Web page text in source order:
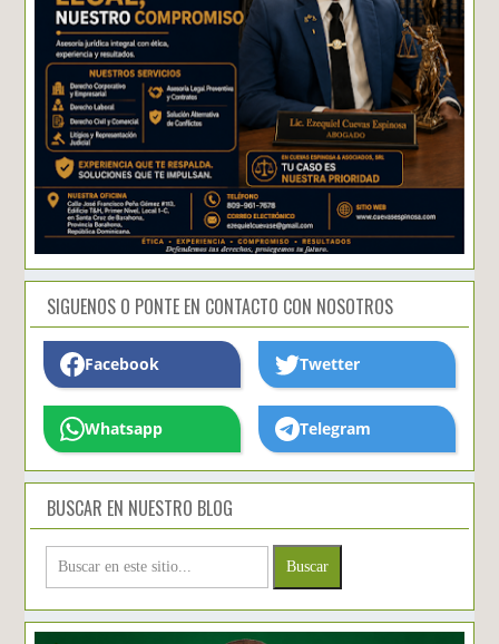
SIGUENOS O PONTE EN CONTACTO CON NOSOTROS
Facebook Twetter
Whatsapp Telegram
BUSCAR EN NUESTRO BLOG